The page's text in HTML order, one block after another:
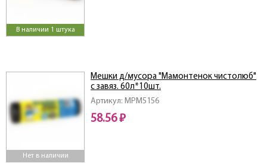
В наличии 1 штука
Нет в наличии
Артикул: MPM5156
Мешки д/мусора "Мамонтенок чистолюб"
с завяз. 60л*10шт.
58.56 ₽